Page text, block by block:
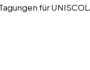
für